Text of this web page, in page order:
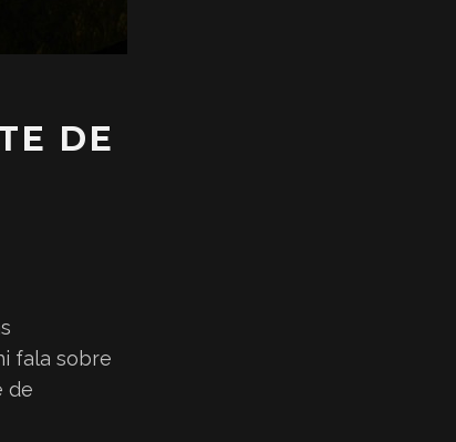
DE
fala sobre
de